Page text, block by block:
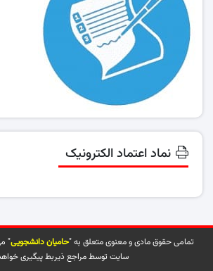
نماد اعتماد الکترونیک
تمامی حقوق مادی و معنوی متعلق به "حامیان دانشجویی"
سایت توسط مراجع ذیربط پیگیری